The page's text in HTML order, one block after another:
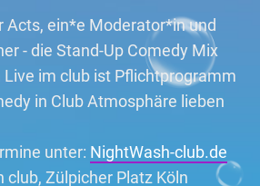
Acts, ein*e Moderator*in und
- die Stand-Up Comedy Mix
im club ist Pflichtprogramm
in Club Atmosphäre lieben
unter: NightWash-club.de
club, Zülpicher Platz Köln